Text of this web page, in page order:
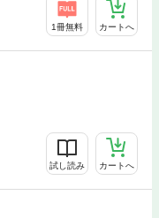
1冊無料 カートへ
試し読み カートへ